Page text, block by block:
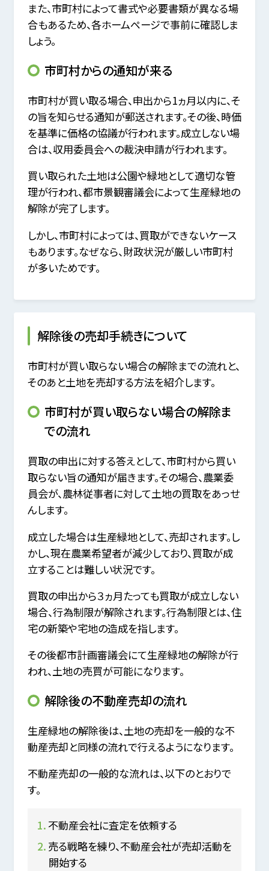
また、市町村によって書式や必要書類が異なる場
合もあるため、各ホームページで事前に確認しま
しょう。
市町村からの通知が来る
市町村が買い取る場合、申出から1ヵ月以内に、そ
の旨を知らせる通知が郵送されます。その後、時価
を基準に価格の協議が行われます。成立しない場
合は、収用委員会への裁決申請が行われます。
買い取られた土地は公園や緑地として適切な管
理が行われ、都市景観審議会によって生産緑地の
解除が完了します。
しかし、市町村によっては、買取ができないケース
もあります。なぜなら、財政状況が厳しい市町村
が多いためです。
解除後の売却手続きについて
市町村が買い取らない場合の解除までの流れと、
そのあと土地を売却する方法を紹介します。
市町村が買い取らない場合の解除ま
での流れ
買取の申出に対する答えとして、市町村から買い
取らない旨の通知が届きます。その場合、農業委
員会が、農林従事者に対して土地の買取をあっせ
んします。
成立した場合は生産緑地として、売却されます。し
かし、現在農業希望者が減少しており、買取が成
立することは難しい状況です。
買取の申出から３ヵ月たっても買取が成立しない
場合、行為制限が解除されます。行為制限とは、住
宅の新築や宅地の造成を指します。
その後都市計画審議会にて生産緑地の解除が行
われ、土地の売買が可能になります。
解除後の不動産売却の流れ
生産緑地の解除後は、土地の売却を一般的な不
動産売却と同様の流れで行えるようになります。
不動産売却の一般的な流れは、以下のとおりで
す。
不動産会社に査定を依頼する
売る戦略を練り、不動産会社が売却活動を
開始する